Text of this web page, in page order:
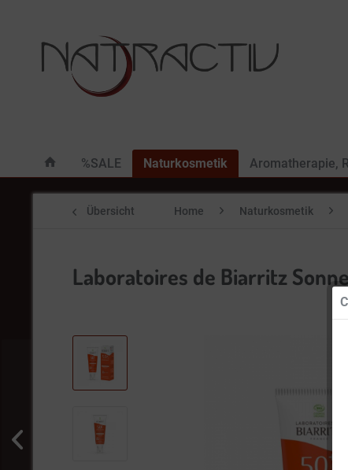
%SALE Naturkosmetik Aromatherapie,
Übersicht Home Naturkosmetik
Laboratoires de Biarritz